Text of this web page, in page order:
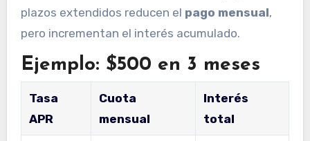
plazos extendidos reducen el pago mensual,
pero incrementan el interés acumulado.
Ejemplo: $500 en 3 meses
Tasa
APR
Cuota
mensual
Interés
total